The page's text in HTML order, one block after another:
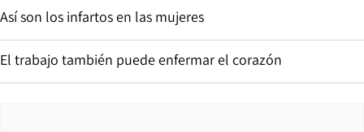
Así son los infartos en las mujeres
El trabajo también puede enfermar el corazón